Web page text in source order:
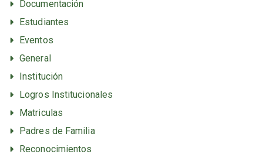
Documentación
Estudiantes
Eventos
General
Institución
Logros Institucionales
Matriculas
Padres de Familia
Reconocimientos